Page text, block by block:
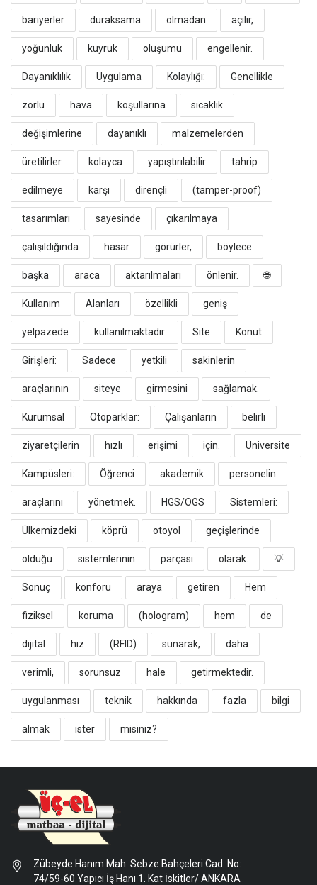
bariyerler duraksama olmadan açılır,
yoğunluk kuyruk oluşumu engellenir.
​Dayanıklılık Uygulama Kolaylığı: Genellikle
zorlu hava koşullarına sıcaklık
değişimlerine dayanıklı malzemelerden
üretilirler. kolayca yapıştırılabilir tahrip
edilmeye karşı dirençli (tamper-proof)
tasarımları sayesinde çıkarılmaya
çalışıldığında hasar görürler, böylece
başka araca aktarılmaları önlenir. ​🌐
Kullanım Alanları özellikli geniş
yelpazede kullanılmaktadır: ​Site Konut
Girişleri: Sadece yetkili sakinlerin
araçlarının siteye girmesini sağlamak.
​Kurumsal Otoparklar: Çalışanların belirli
ziyaretçilerin hızlı erişimi için. ​Üniversite
Kampüsleri: Öğrenci akademik personelin
araçlarını yönetmek. ​HGS/OGS Sistemleri:
Ülkemizdeki köprü otoyol geçişlerinde
olduğu sistemlerinin parçası olarak. ​💡
Sonuç konforu araya getiren Hem
fiziksel koruma (hologram) hem de
dijital hız (RFID) sunarak, daha
verimli, sorunsuz hale getirmektedir.
uygulanması teknik hakkında fazla bilgi
almak ister misiniz?
Zübeyde Hanım Mah. Sebze Bahçeleri Cad. No:
74/59-60 Yapıcı İş Hanı 1. Kat İskitler/ ANKARA